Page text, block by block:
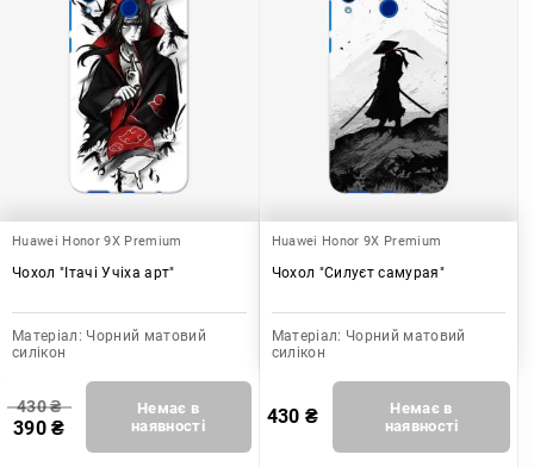
Huawei Honor 9X Premium
Чохол "Ітачі Учіха арт"
Матеріал: Чорний матовий
силікон
430₴
390₴
Немає в
наявності
Huawei Honor 9X Premium
Чохол "Силуєт самурая"
Матеріал: Чорний матовий
силікон
430 ₴
Немає в
наявності